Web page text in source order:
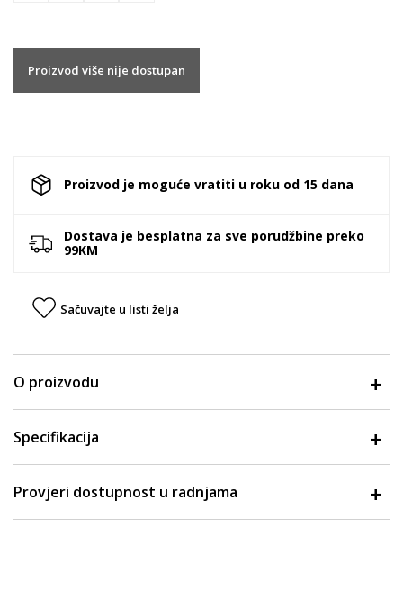
Proizvod više nije dostupan
Proizvod je moguće vratiti u roku od 15 dana
Dostava je besplatna za sve porudžbine preko
99KM
Sačuvajte u listi želja
O proizvodu
Specifikacija
Provjeri dostupnost u radnjama